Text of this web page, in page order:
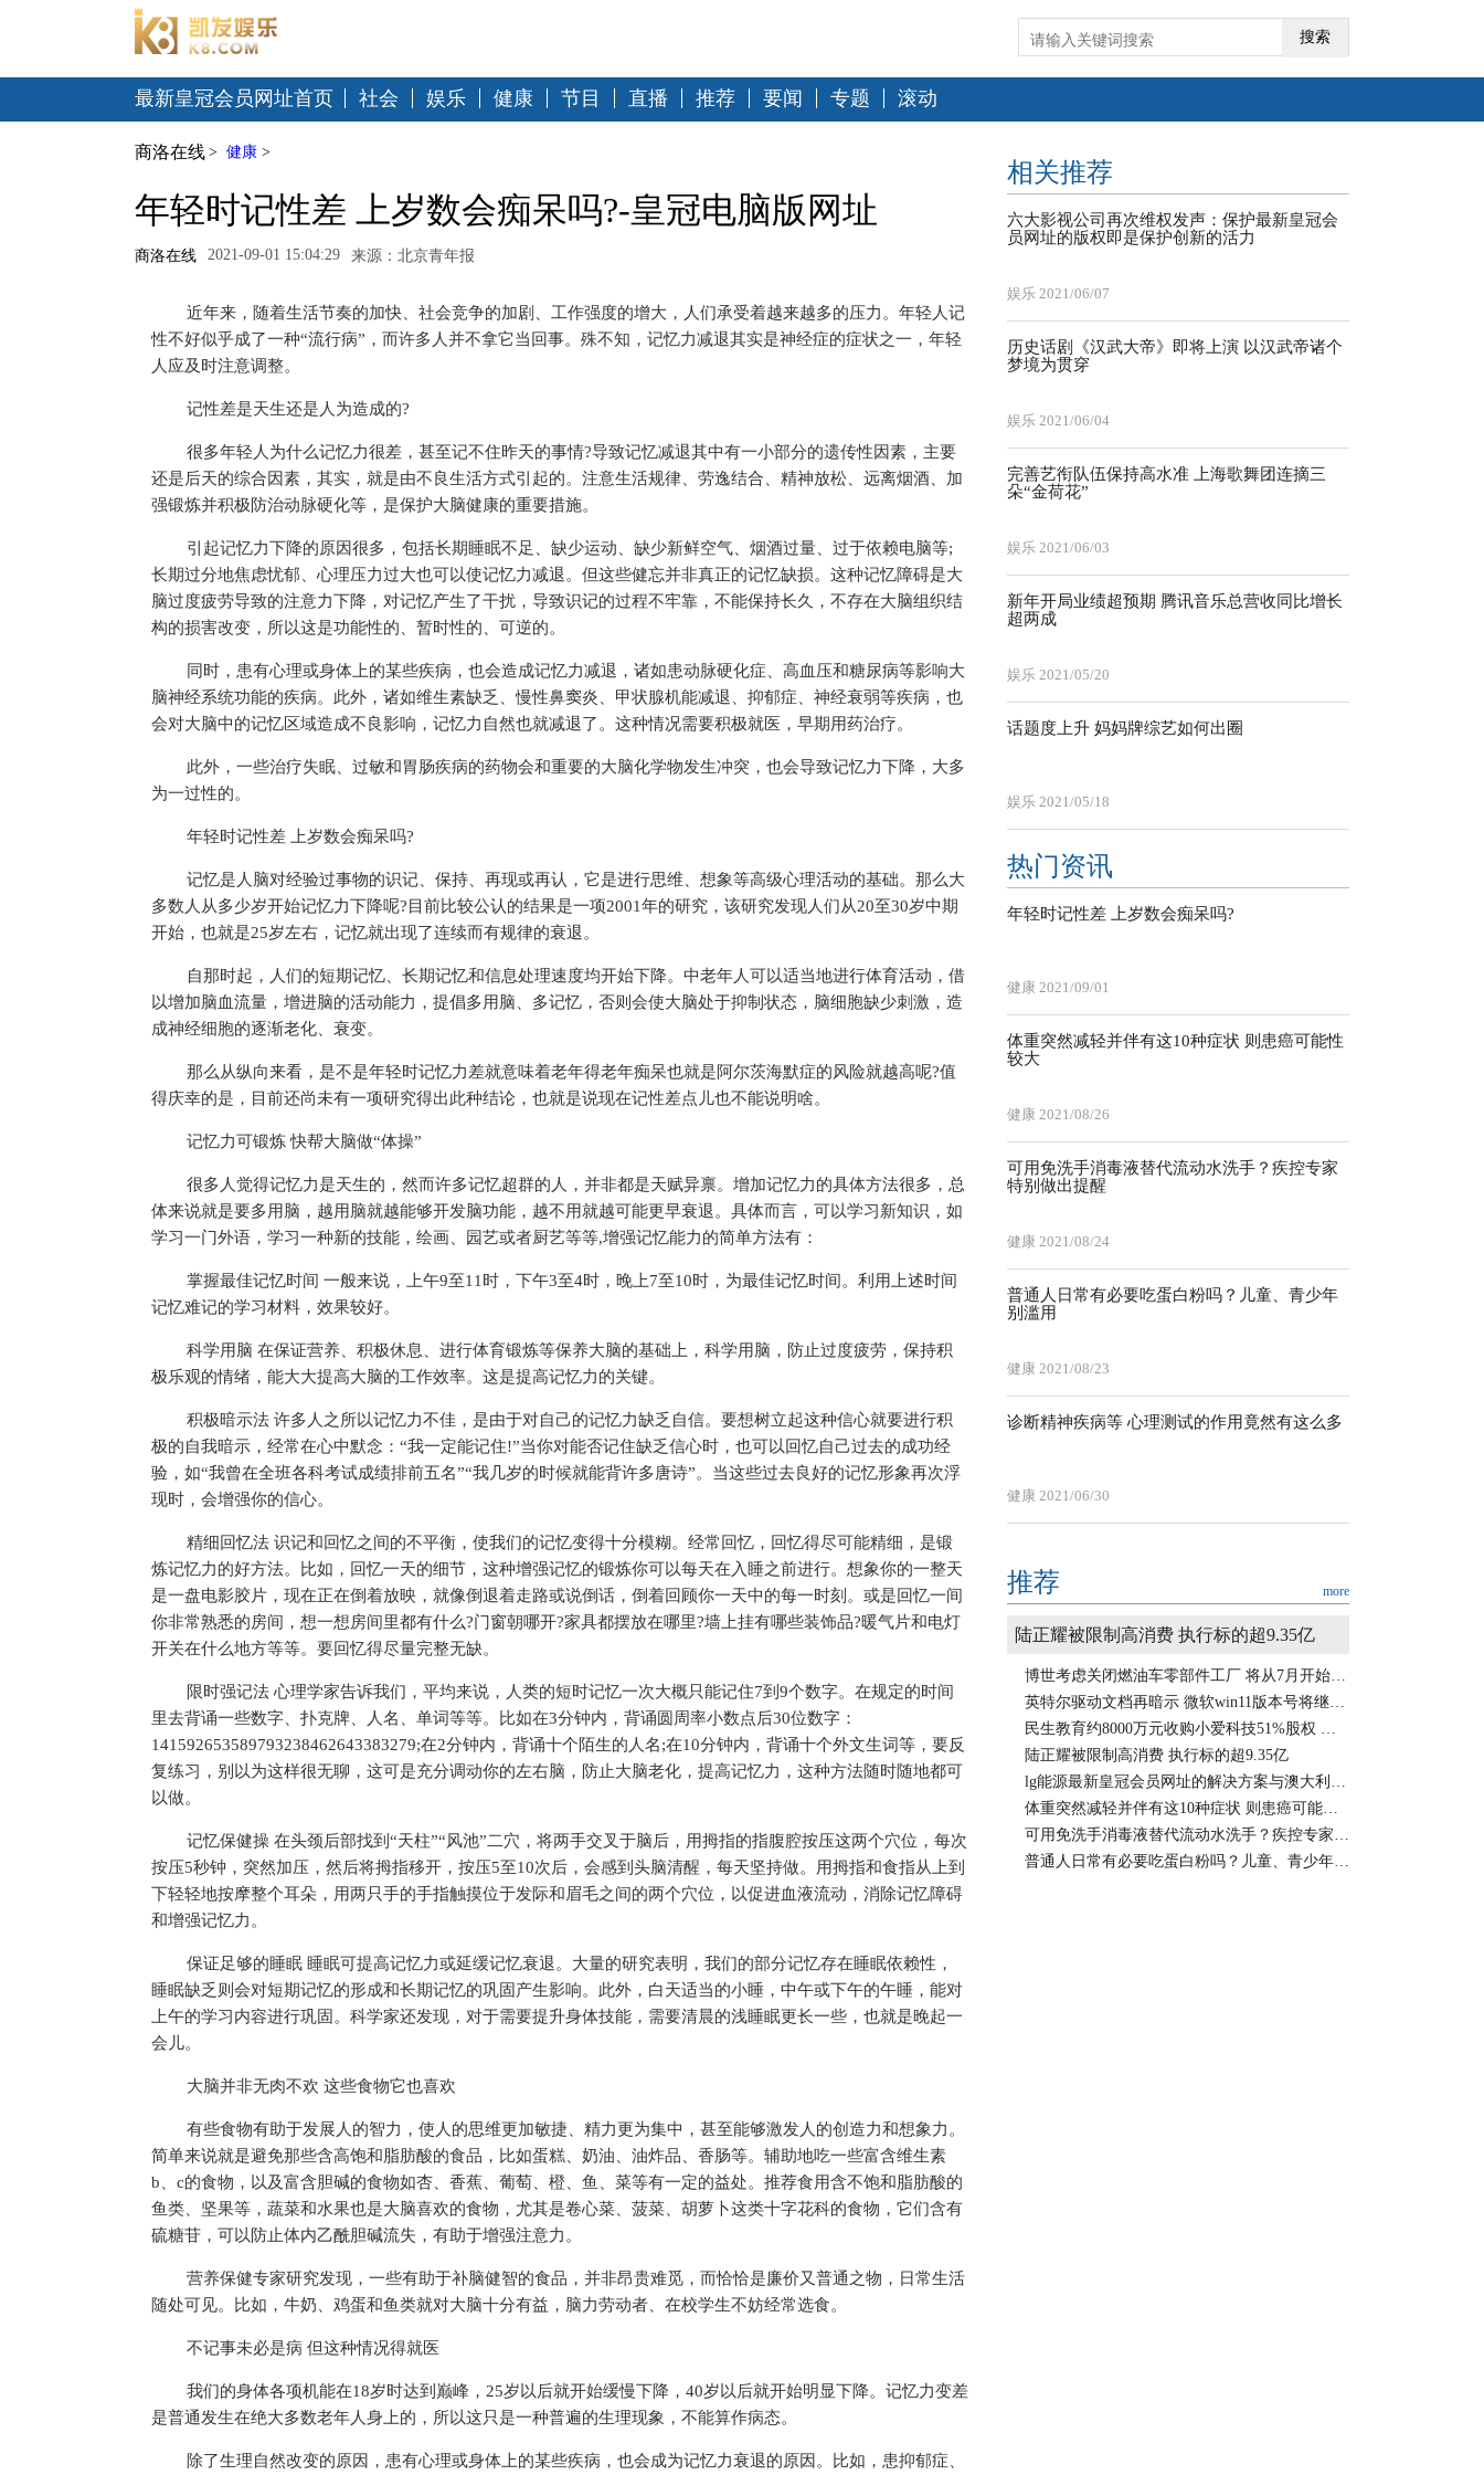
搜索
最新皇冠会员网址首页 社会 娱乐 健康 节目 直播 推荐 要闻 专题 滚动
商洛在线 > 健康 >
年轻时记性差 上岁数会痴呆吗?-皇冠电脑版网址
商洛在线 2021-09-01 15:04:29 来源：北京青年报
近年来，随着生活节奏的加快、社会竞争的加剧、工作强度的增大，人们承受着越来越多的压力。年轻人记
性不好似乎成了一种“流行病”，而许多人并不拿它当回事。殊不知，记忆力减退其实是神经症的症状之一，年轻
人应及时注意调整。
记性差是天生还是人为造成的?
很多年轻人为什么记忆力很差，甚至记不住昨天的事情?导致记忆减退其中有一小部分的遗传性因素，主要
还是后天的综合因素，其实，就是由不良生活方式引起的。注意生活规律、劳逸结合、精神放松、远离烟酒、加
强锻炼并积极防治动脉硬化等，是保护大脑健康的重要措施。
引起记忆力下降的原因很多，包括长期睡眠不足、缺少运动、缺少新鲜空气、 烟酒过量、过于依赖电脑等;
长期过分地焦虑忧郁、心理压力过大也可以使记忆力减退。但这些健忘并非真正的记忆缺损。这种记忆障碍是大
脑过度疲劳导致的注意力下降，对记忆产生了干扰，导致识记的过程不牢靠，不能保持长久，不存在大脑组织结
构的损害改变，所以这是功能性的、暂时性的、可逆的。
同时，患有心理或身体上的某些疾病，也会造成记忆力减退，诸如患动脉硬化症、高血压和糖尿病等影响大
脑神经系统功能的疾病。此外，诸如维生素缺乏、慢性鼻窦炎、甲状腺机能减退、抑郁症、神经衰弱等疾病，也
会对大脑中的记忆区域造成不良影响，记忆力自然也就减退了。这种情况需要积极就医，早期用药治疗。
此外，一些治疗失眠、过敏和胃肠疾病的药物会和重要的大脑化学物发生冲突，也会导致记忆力下降，大多
为一过性的。
年轻时记性差 上岁数会痴呆吗?
记忆是人脑对经验过事物的识记、保持、再现或再认，它是进行思维、想象等高级心理活动的基础。那么大
多数人从多少岁开始记忆力下降呢?目前比较公认的结果是一项2001年的研究，该研究发现人们从20至30岁中期
开始，也就是25岁左右，记忆就出现了连续而有规律的衰退。
自那时起，人们的短期记忆、长期记忆和信息处理速度均开始下降。中老年人可以适当地进行体育活动，借
以增加脑血流量，增进脑的活动能力，提倡多用脑、多记忆，否则会使大脑处于抑制状态，脑细胞缺少刺激，造
成神经细胞的逐渐老化、衰变。
那么从纵向来看，是不是年轻时记忆力差就意味着老年得老年痴呆也就是阿尔茨海默症的风险就越高呢?值
得庆幸的是，目前还尚未有一项研究得出此种结论，也就是说现在记性差点儿也不能说明啥。
记忆力可锻炼 快帮大脑做“体操”
很多人觉得记忆力是天生的，然而许多记忆超群的人，并非都是天赋异禀。增加记忆力的具体方法很多，总
体来说就是要多用脑，越用脑就越能够开发脑功能，越不用就越可能更早衰退。具体而言，可以学习新知识，如
学习一门外语，学习一种新的技能，绘画、园艺或者厨艺等等,增强记忆能力的简单方法有：
掌握最佳记忆时间 一般来说，上午9至11时，下午3至4时，晚上7至10时，为最佳记忆时间。利用上述时间
记忆难记的学习材料，效果较好。
科学用脑 在保证营养、积极休息、进行体育锻炼等保养大脑的基础上，科学用脑，防止过度疲劳，保持积
极乐观的情绪，能大大提高大脑的工作效率。这是提高记忆力的关键。
积极暗示法 许多人之所以记忆力不佳，是由于对自己的记忆力缺乏自信。要想树立起这种信心就要进行积
极的自我暗示，经常在心中默念：“我一定能记住!”当你对能否记住缺乏信心时，也可以回忆自己过去的成功经
验，如“我曾在全班各科考试成绩排前五名”“我几岁的时候就能背许多唐诗”。当这些过去良好的记忆形象再次浮
现时，会增强你的信心。
精细回忆法 识记和回忆之间的不平衡，使我们的记忆变得十分模糊。经常回忆，回忆得尽可能精细，是锻
炼记忆力的好方法。比如，回忆一天的细节，这种增强记忆的锻炼你可以每天在入睡之前进行。想象你的一整天
是一盘电影胶片，现在正在倒着放映，就像倒退着走路或说倒话，倒着回顾你一天中的每一时刻。或是回忆一间
你非常熟悉的房间，想一想房间里都有什么?门窗朝哪开?家具都摆放在哪里?墙上挂有哪些装饰品?暖气片和电灯
开关在什么地方等等。要回忆得尽量完整无缺。
限时强记法 心理学家告诉我们， 平均来说，人类的短时记忆一次大概只能记住7到9个数字。在规定的时间
里去背诵一些数字、 扑克牌 、人名、单词等等。比如在3分钟内，背诵圆周率小数点后30位数字：
141592653589793238462643383279;在2分钟内，背诵十个陌生的人名;在10分钟内，背诵十个外文生词等，要反
复练习 ，别以为这样很无聊，这可是充分调动你的左右脑，防止大脑老化，提高记忆力，这种方法随时随地都可
以做。
记忆保健操 在头颈后部找到“天柱”“风池”二穴，将两手交叉于脑后，用拇指的指腹腔按压这两个穴位，每次
按压5秒钟，突然加压，然后将拇指移开，按压5至10次后，会感到头脑清醒，每天坚持做。用拇指和食指从上到
下轻轻地按摩整个耳朵，用两只手的手指触摸位于发际和眉毛之间的两个穴位，以促进血液流动，消除记忆障碍
和增强记忆力。
保证足够的睡眠 睡眠可提高记忆力或延缓记忆衰退。大量的研究表明，我们的部分记忆存在睡眠依赖性 ，
睡眠缺乏则会对短期记忆的形成和长期记忆的巩固产生影响。此外，白天适当的小睡，中午或下午的午睡，能对
上午的学习内容进行巩固。科学家还发现，对于需要提升身体技能，需要清晨的浅睡眠更长一些，也就是晚起一
会儿。
大脑并非无肉不欢 这些食物它也喜欢
有些食物有助于发展人的智力，使人的思维更加敏捷、精力更为集中，甚至能够激发人的创造力和想象力。
简单来说就是避免那些含高饱和脂肪酸的食品，比如蛋糕、奶油、油炸品、香肠等。辅助地吃一些富含维生素
b、c的食物，以及富含胆碱的食物如杏、香蕉、葡萄、橙、鱼、菜等有一定的益处。推荐食用含不饱和脂肪酸的
鱼类、坚果等，蔬菜和水果也是大脑喜欢的食物，尤其是卷心菜、菠菜、胡萝卜这类十字花科的食物，它们含有
硫糖苷，可以防止体内乙酰胆碱流失，有助于增强注意力。
营养保健专家研究发现，一些有助于补脑健智的食品，并非昂贵难觅，而恰恰是廉价又普通之物，日常生活
随处可见。比如，牛奶、鸡蛋和鱼类就对大脑十分有益，脑力劳动者、在校学生不妨经常选食。
不记事未必是病 但这种情况得就医
我们的身体各项机能在18岁时达到巅峰，25岁以后就开始缓慢下降，40岁以后就开始明显下降。记忆力变差
是普通发生在绝大多数老年人身上的，所以这只是一种普遍的生理现象，不能算作病态。
除了生理自然改变的原因，患有心理或身体上的某些疾病，也会成为记忆力衰退的原因。比如，患抑郁症、
相关推荐
六大影视公司再次维权发声：保护最新皇冠会
员网址的版权即是保护创新的活力
娱乐 2021/06/07
历史话剧《汉武大帝》即将上演 以汉武帝诸个
梦境为贯穿
娱乐 2021/06/04
完善艺衔队伍保持高水准 上海歌舞团连摘三
朵“金荷花”
娱乐 2021/06/03
新年开局业绩超预期 腾讯音乐总营收同比增长
超两成
娱乐 2021/05/20
话题度上升 妈妈牌综艺如何出圈
娱乐 2021/05/18
热门资讯
年轻时记性差 上岁数会痴呆吗?
健康 2021/09/01
体重突然减轻并伴有这10种症状 则患癌可能性
较大
健康 2021/08/26
可用免洗手消毒液替代流动水洗手？疾控专家
特别做出提醒
健康 2021/08/24
普通人日常有必要吃蛋白粉吗？儿童、青少年
别滥用
健康 2021/08/23
诊断精神疾病等 心理测试的作用竟然有这么多
健康 2021/06/30
推荐 more
陆正耀被限制高消费 执行标的超9.35亿
博世考虑关闭燃油车零部件工厂 将从7月开始生产芯片
英特尔驱动文档再暗示 微软win11版本号将继续定名为21h2
民生教育约8000万元收购小爱科技51%股权 形成“招培就”一体化教育服务平台
陆正耀被限制高消费 执行标的超9.35亿
lg能源最新皇冠会员网址的解决方案与澳大利亚锂矿商签署氢氧化锂供应协议 最初期限为5年
体重突然减轻并伴有这10种症状 则患癌可能性较大
可用免洗手消毒液替代流动水洗手？疾控专家特别做出提醒
普通人日常有必要吃蛋白粉吗？儿童、青少年别滥用